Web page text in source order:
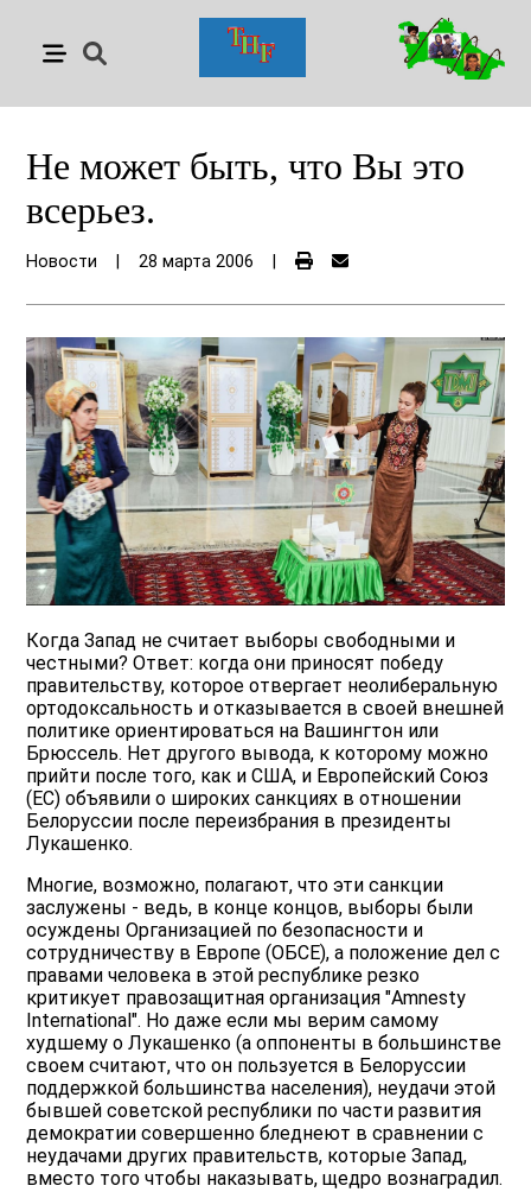
Не может быть, что Вы это
всерьез.
Новости 28 марта 2006
Когда Запад не считает выборы свободными и
честными? Ответ: когда они приносят победу
правительству, которое отвергает неолиберальную
ортодоксальность и отказывается в своей внешней
политике ориентироваться на Вашингтон или
Брюссель. Нет другого вывода, к которому можно
прийти после того, как и США, и Европейский Союз
(ЕС) объявили о широких санкциях в отношении
Белоруссии после переизбрания в президенты
Лукашенко.
Многие, возможно, полагают, что эти санкции
заслужены - ведь, в конце концов, выборы были
осуждены Организацией по безопасности и
сотрудничеству в Европе (ОБСЕ), а положение дел с
правами человека в этой республике резко
критикует правозащитная организация "Amnesty
International". Но даже если мы верим самому
худшему о Лукашенко (а оппоненты в большинстве
своем считают, что он пользуется в Белоруссии
поддержкой большинства населения), неудачи этой
бывшей советской республики по части развития
демократии совершенно бледнеют в сравнении с
неудачами других правительств, которые Запад,
вместо того чтобы наказывать, щедро вознаградил.